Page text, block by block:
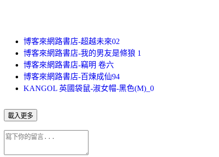
博客來網路書店-超越未來02
博客來網路書店-我的男友是條狼 1
博客來網路書店-竊明 卷六
博客來網路書店-百煉成仙94
KANGOL 英國袋鼠-淑女帽-黑色(M)_0
載入更多